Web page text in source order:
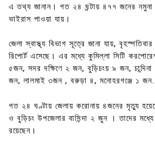
এ তথ্য জানান। গত ২৪ ঘন্টায় ৪৭৭ জনের নমুনা
ভাইরাস পাওয়া যায়।
জেলা স্বাস্থ্য বিভাগ সূত্রে জানা যায়,
রিপোর্ট এসেছে। এর মধ্যে কুমিল্লা সিটি
৫জন, সদর দক্ষিণে ২ জন, বুড়িচংয় ৯ জন, চান্দিনা
জন, লালমাই ৩জন , বরুড়া ৪, মনোহরগঞ্জে ১
গত ২৪ ঘণ্টায় জেলায় করোনায় ৪জনের মৃত্যু
ও বুড়িচং উপজেলার বাসিন্দা ২ জুন । তাদের
রয়েছেন।